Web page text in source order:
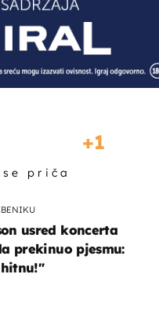
1
priča
usred koncerta
prekinuo pjesmu: